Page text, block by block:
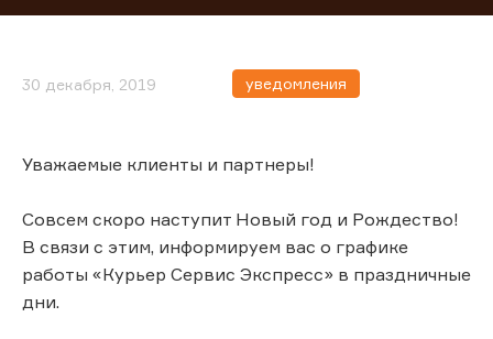
30 декабря, 2019 уведомления
Уважаемые клиенты и партнеры!
Совсем скоро наступит Новый год и Рождество!
В связи с этим, информируем вас о графике
работы «Курьер Сервис Экспресс» в праздничные
дни.